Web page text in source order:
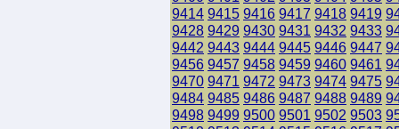
9414 9415 9416 9417 9418 9419
9428 9429 9430 9431 9432 9433
9442 9443 9444 9445 9446 9447
9456 9457 9458 9459 9460 9461
9470 9471 9472 9473 9474 9475
9484 9485 9486 9487 9488 9489
9498 9499 9500 9501 9502 9503